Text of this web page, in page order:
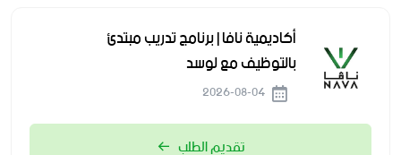
أكاديمية نافا | برنامج تدريب مبتدئ
بالتوظيف مع لوسد
تقديم الطلب